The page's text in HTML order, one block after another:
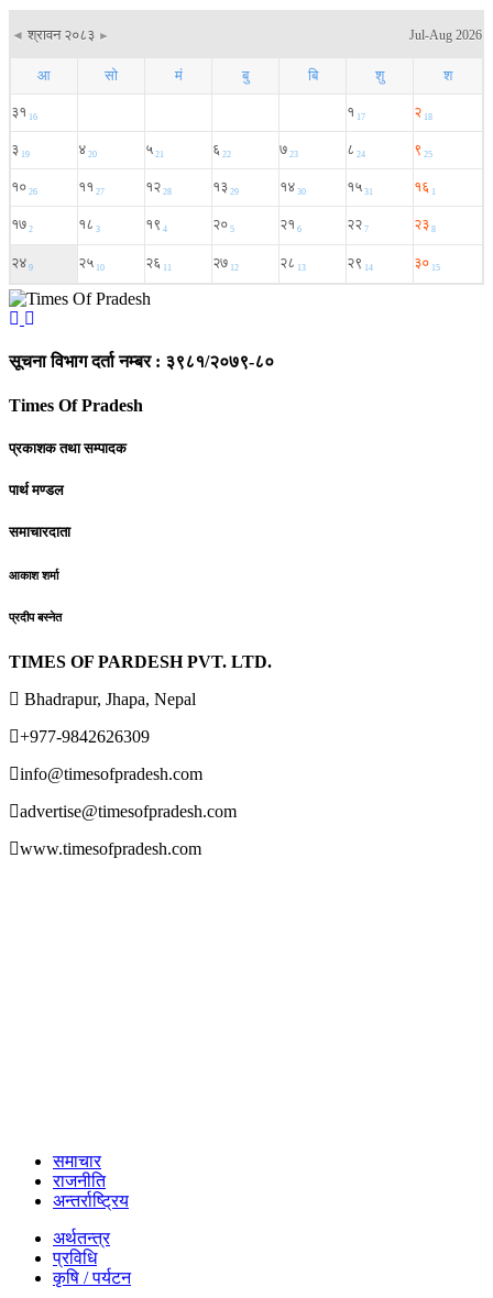
सूचना विभाग दर्ता नम्बर : ३९८१/२०७९-८०
Times Of Pradesh
प्रकाशक तथा सम्पादक
पार्थ मण्डल
समाचारदाता
आकाश शर्मा
प्रदीप बस्नेत
TIMES OF PARDESH PVT. LTD.
Bhadrapur, Jhapa, Nepal
+977-9842626309
info@timesofpradesh.com
advertise@timesofpradesh.com
www.timesofpradesh.com
समाचार
राजनीति
अन्तर्राष्ट्रिय
अर्थतन्त्र
प्रविधि
कृषि / पर्यटन